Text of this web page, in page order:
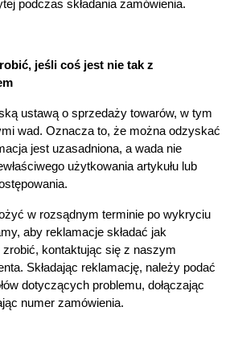
podczas składania zamówienia.
jeśli coś jest nie tak z
ustawą o sprzedaży towarów, w tym
wad. Oznacza to, że można odzyskać
jest uzasadniona, a wada nie
użytkowania artykułu lub
w rozsądnym terminie po wykryciu
aby reklamacje składać jak
kontaktując się z naszym
Składając reklamację, należy podać
dotyczących problemu, dołączając
numer zamówienia.